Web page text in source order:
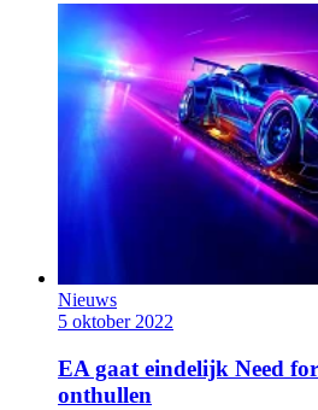
Nieuws
5 oktober 2022
EA gaat eindelijk Need
onthullen